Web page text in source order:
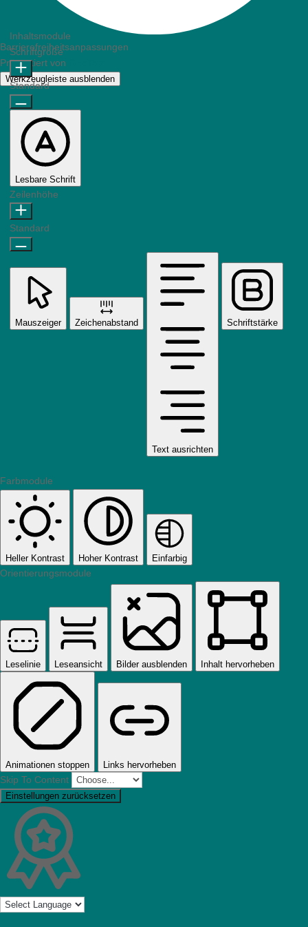
Barrierefreiheitsanpassungen
Präsentiert von
Werkzeugleiste ausblenden
Inhaltsmodule
Schriftgröße
Standard
Lesbare Schrift
Zeilenhöhe
Standard
Mauszeiger Zeichenabstand
Text ausrichten
Schriftstärke
Farbmodule
Heller Kontrast Hoher Kontrast Einfarbig
Orientierungsmodule
Leselinie Leseansicht Bilder ausblenden Inhalt hervorheben
Animationen stoppen Links hervorheben
Skip To Content
Einstellungen zurücksetzen